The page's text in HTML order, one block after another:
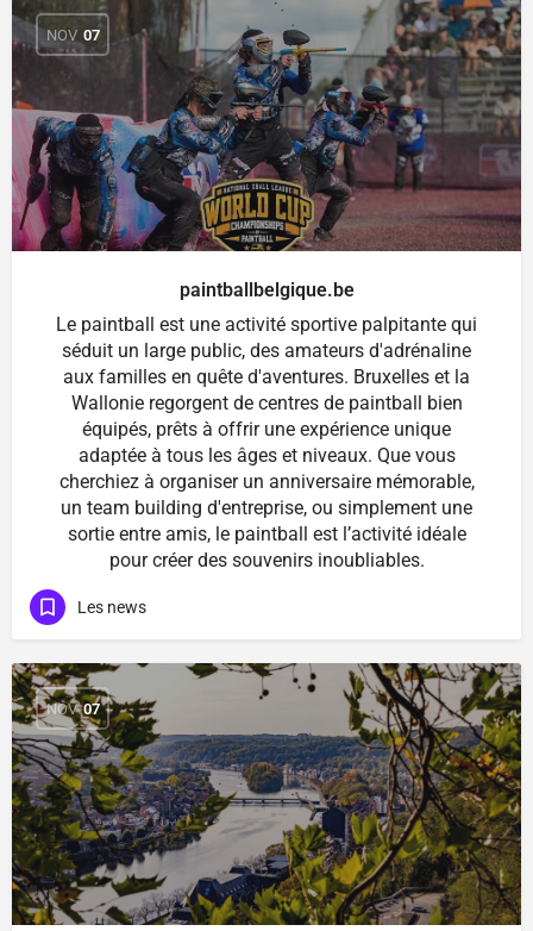
NOV 07
paintballbelgique.be
Le paintball est une activité sportive palpitante qui
séduit un large public, des amateurs d'adrénaline
aux familles en quête d'aventures. Bruxelles et la
Wallonie regorgent de centres de paintball bien
équipés, prêts à offrir une expérience unique
adaptée à tous les âges et niveaux. Que vous
cherchiez à organiser un anniversaire mémorable,
un team building d'entreprise, ou simplement une
sortie entre amis, le paintball est l’activité idéale
pour créer des souvenirs inoubliables.
Les news
NOV 07